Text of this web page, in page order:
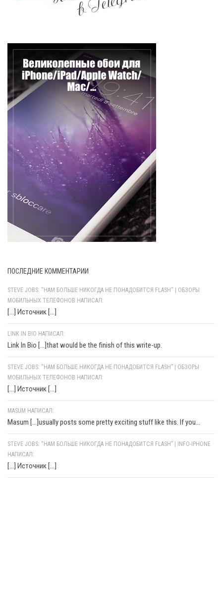
ПОСЛЕДНИЕ КОММЕНТАРИИ
STEVE JOBS: "НАМ БОЛЬШЕ НИКОГДА НЕ ПОНАДОБИТСЯ FLASH" | ОБЗОРЫ
МОБИЛЬНЫХ ТЕЛЕФОНОВ НАПИСАЛ:
[…] Источник […]
LINK IN BIO НАПИСАЛ:
Link In Bio [...]that would be the finish of this write-up.
STEVE JOBS: “НАМ БОЛЬШЕ НИКОГДА НЕ ПОНАДОБИТСЯ FLASH” | ОБЗОРЫ
МОБИЛЬНЫХ ТЕЛЕФОНОВ НАПИСАЛ:
[…] Источник […]
MASUM НАПИСАЛ:
Masum [...]usually posts some pretty exciting stuff like this. If you...
STEVE JOBS: “НАМ БОЛЬШЕ НИКОГДА НЕ ПОНАДОБИТСЯ FLASH” | INFO-IPHONE
НАПИСАЛ:
[…] Источник […]